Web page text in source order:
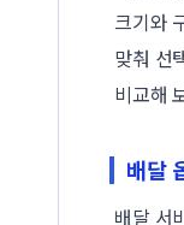
크기와
맞춰 선
비교해
배달
배달 서